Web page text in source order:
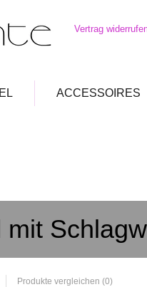
Vertrag
ACCESSOIRES
mit
Produkte vergleichen (0)